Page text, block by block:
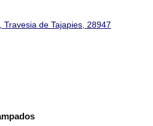
de Tajapies, 28947